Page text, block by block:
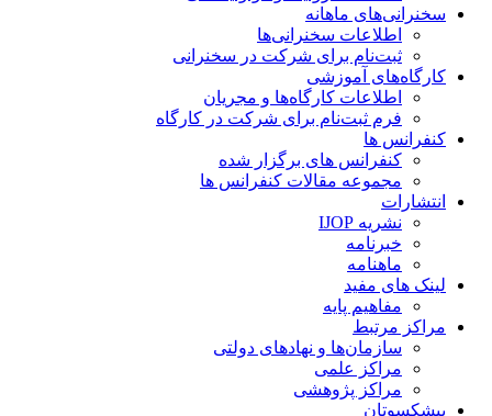
سخنرانی‌های ماهانه
اطلاعات سخنرانی‌‌ها
ثبت‌نام برای شرکت در سخنرانی
کارگاه‌های آموزشی
اطلاعات کارگاه‌ها و مجریان
فرم ثبت‌نام برای شرکت در کارگاه
کنفرانس ها
کنفرانس های برگزار شده
مجموعه مقالات کنفرانس ها
انتشارات
نشریه IJOP
خبرنامه
ماهنامه
لینک های مفید
مفاهیم پایه
مراکز مرتبط
سازمان‌ها و نهادهای دولتی
مراکز علمی
مراکز پژوهشی
پیشکسوتان